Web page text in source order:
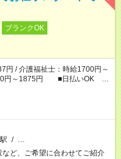
ブランクOK
円 / 介護福祉士：時給1700円～
円～1875円 ■日払いOK ■
×8h）
/ …
ど、ご希望に合わせてご紹介